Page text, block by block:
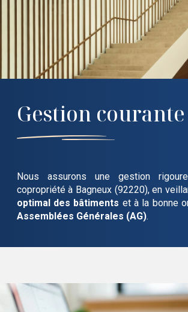
Gestion courante
Nous assurons une gestion
copropriétéà Bagneux (92220), en
optimal des bâtiments et à la bonne
Assemblées Générales (AG).